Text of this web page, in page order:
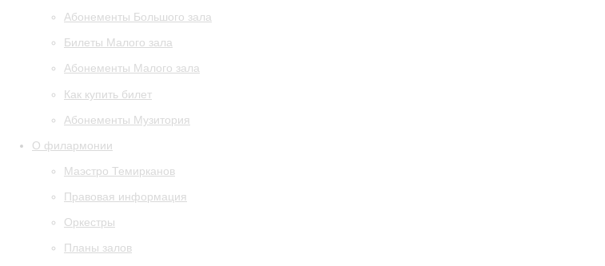
Абонементы Большого зала
Билеты Малого зала
Абонементы Малого зала
Как купить билет
Абонементы Музитория
О филармонии
Маэстро Темирканов
Правовая информация
Оркестры
Планы залов